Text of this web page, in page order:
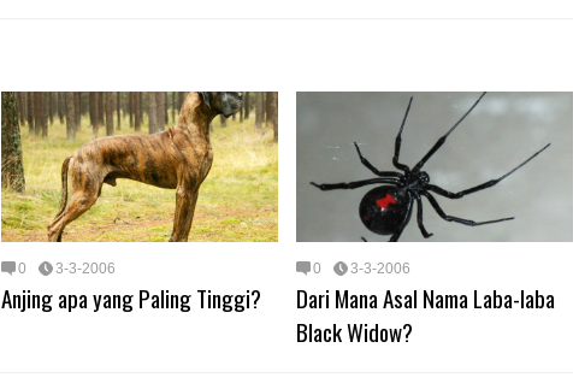
0 3-3-2006
Anjing apa yang Paling Tinggi?
0 3-3-2006
Dari Mana Asal Nama Laba-laba
Black Widow?